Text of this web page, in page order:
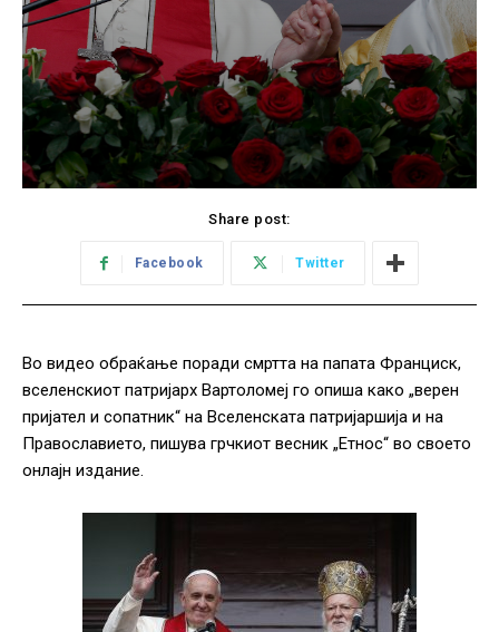
Share post:
Facebook Twitter
Во видео обраќање поради смртта на папата Франциск,
вселенскиот патријарх Вартоломеј го опиша како „верен
пријател и сопатник“ на Вселенската патријаршија и на
Православието, пишува грчкиот весник „Етнос“ во своето
онлајн издание.